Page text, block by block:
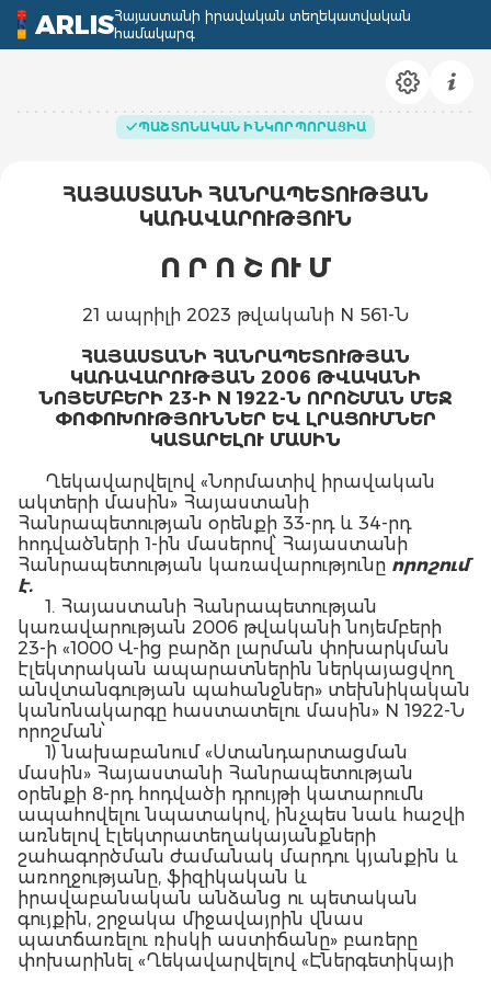
ARLISՀայաստանի իրավական տեղեկատվական
համակարգ
ՊԱՇՏՈՆԱԿԱՆ ԻՆԿՈՐՊՈՐԱՑԻԱ
ՀԱՅԱՍՏԱՆԻ ՀԱՆՐԱՊԵՏՈՒԹՅԱՆ
ԿԱՌԱՎԱՐՈՒԹՅՈՒՆ
Ո Ր Ո Շ ՈՒ Մ
21 ապրիլի 2023 թվականի N 561-Ն
ՀԱՅԱՍՏԱՆԻ ՀԱՆՐԱՊԵՏՈՒԹՅԱՆ
ԿԱՌԱՎԱՐՈՒԹՅԱՆ 2006 ԹՎԱԿԱՆԻ
ՆՈՅԵՄԲԵՐԻ 23-Ի N 1922-Ն ՈՐՈՇՄԱՆ ՄԵՋ
ՓՈՓՈԽՈՒԹՅՈՒՆՆԵՐ ԵՎ ԼՐԱՑՈՒՄՆԵՐ
ԿԱՏԱՐԵԼՈՒ ՄԱՍԻՆ
Ղեկավարվելով «Նորմատիվ իրավական
ակտերի մասին» Հայաստանի
Հանրապետության օրենքի 33-րդ և 34-րդ
հոդվածների 1-ին մասերով՝ Հայաստանի
Հանրապետության կառավարությունը որոշում
է.
1. Հայաստանի Հանրապետության
կառավարության 2006 թվականի նոյեմբերի
23-ի «1000 Վ-ից բարձր լարման փոխարկման
էլեկտրական ապարատներին ներկայացվող
անվտանգության պահանջներ» տեխնիկական
կանոնակարգը հաստատելու մասին» N 1922-Ն
որոշման՝
1) նախաբանում «Ստանդարտացման
մասին» Հայաստանի Հանրապետության
օրենքի 8-րդ հոդվածի դրույթի կատարումն
ապահովելու նպատակով, ինչպես նաև հաշվի
առնելով էլեկտրատեղակայանքների
շահագործման ժամանակ մարդու կյանքին և
առողջությանը, ֆիզիկական և
իրավաբանական անձանց ու պետական
գույքին, շրջակա միջավայրին վնաս
պատճառելու ռիսկի աստիճանը» բառերը
փոխարինել «Ղեկավարվելով «Էներգետիկայի